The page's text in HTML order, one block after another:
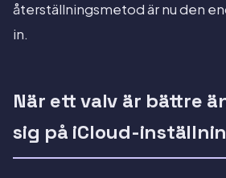
återställningsmetod är nu den
in.
När ett valv är bättre
sig på iCloud-